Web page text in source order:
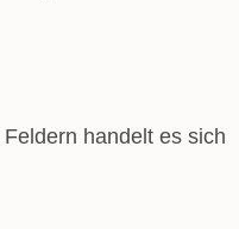
handelt es sich